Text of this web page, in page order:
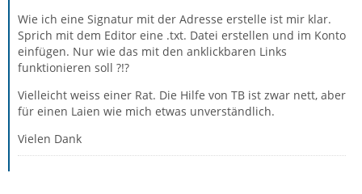
Wie ich eine Signatur mit der Adresse erstelle ist mir klar.
Sprich mit dem Editor eine .txt. Datei erstellen und im Konto
einfügen. Nur wie das mit den anklickbaren Links
funktionieren soll ?!?
Vielleicht weiss einer Rat. Die Hilfe von TB ist zwar nett, aber
für einen Laien wie mich etwas unverständlich.
Vielen Dank